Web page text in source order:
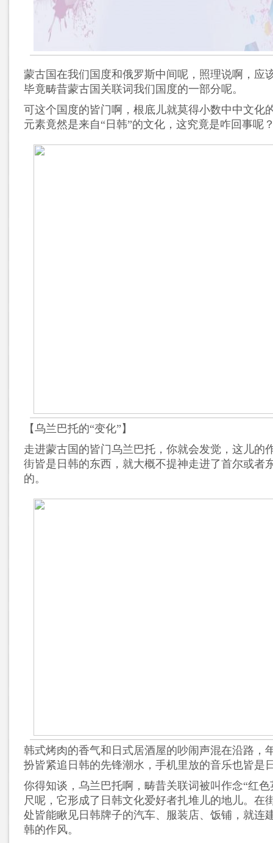
蒙古国在我们国度和俄罗斯中间呢，照理说啊，应
毕竟畴昔蒙古国关联词我们国度的一部分呢。
可这个国度的皆门啊，根底儿就莫得小数中中文化
元素竟然是来自“日韩”的文化，这究竟是咋回事呢
【乌兰巴托的“变化”】
走进蒙古国的皆门乌兰巴托，你就会发觉，这儿
街皆是日韩的东西，就大概不提神走进了首尔或者
的。
韩式烤肉的香气和日式居酒屋的吵闹声混在沿路，
扮皆紧追日韩的先锋潮水，手机里放的音乐也皆是
你得知谈，乌兰巴托啊，畴昔关联词被叫作念“红
尺呢，它形成了日韩文化爱好者扎堆儿的地儿。在
处皆能瞅见日韩牌子的汽车、服装店、饭铺，就连
韩的作风。